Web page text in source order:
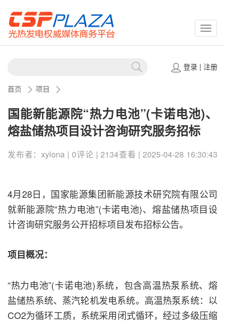
登录| 注册
首页 项目
国能新能源院“热力电池”(卡诺电池)、
熔盐储热项目设计咨询研究服务招标
发布者：xylona | 0评论 | 2134查看 | 2025-04-28 16:30:43
4月28日，国家能源集团新能源技术研究院有限公司
就新能源院“热力电池”(卡诺电池)、熔盐储热项目设
计咨询研究服务公开招标项目发布招标公告。
项目概况：
“热力电池”(卡诺电池)系统，包含高温热泵系统、熔
盐储热系统、蒸汽轮机发电系统。高温热泵系统：以
CO2为循环工质，系统采用闭式循环，经过多级压缩